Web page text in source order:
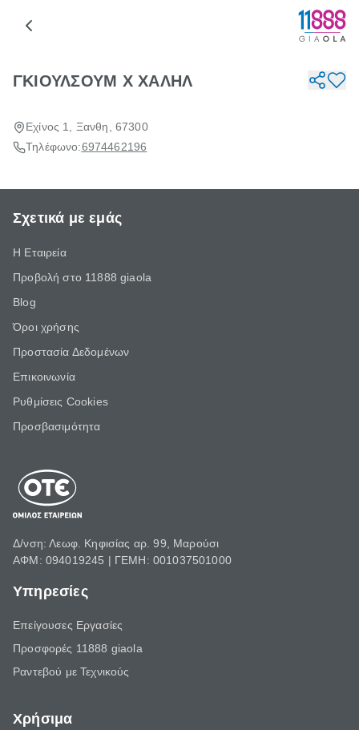
ΓΚΙΟΥΛΣΟΥΜ Χ ΧΑΛΗΛ
Εχίνος 1, Ξανθη, 67300
Τηλέφωνο:6974462196
Σχετικά με εμάς
Η Εταιρεία
Προβολή στο 11888 giaola
Blog
Όροι χρήσης
Προστασία Δεδομένων
Επικοινωνία
Ρυθμίσεις Cookies
Προσβασιμότητα
Δ/νση: Λεωφ. Κηφισίας αρ. 99, Μαρούσι
ΑΦΜ: 094019245 | ΓΕΜΗ: 001037501000
Υπηρεσίες
Επείγουσες Εργασίες
Προσφορές 11888 giaola
Ραντεβού με Τεχνικούς
Χρήσιμα